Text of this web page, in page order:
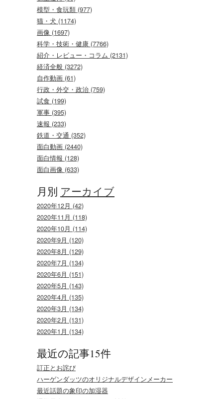
模型・食玩類 (977)
猫・犬 (1174)
画像 (1697)
科学・技術・健康 (7766)
紹介・レビュー・コラム (2131)
経済全般 (3272)
自作動画 (61)
行政・外交・政治 (759)
試食 (199)
軍事 (395)
速報 (233)
鉄道・交通 (352)
面白動画 (2440)
面白情報 (128)
面白画像 (633)
月別 アーカイブ
2020年12月 (42)
2020年11月 (118)
2020年10月 (114)
2020年9月 (120)
2020年8月 (129)
2020年7月 (134)
2020年6月 (151)
2020年5月 (143)
2020年4月 (135)
2020年3月 (134)
2020年2月 (131)
2020年1月 (134)
最近の記事15件
訂正とお詫び
ハーゲンダッツのオリジナルデザインメーカー
最近話題の象印の加湿器